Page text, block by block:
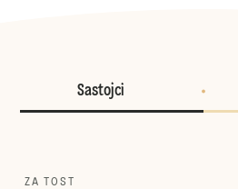
Sastojci
ZA TOST